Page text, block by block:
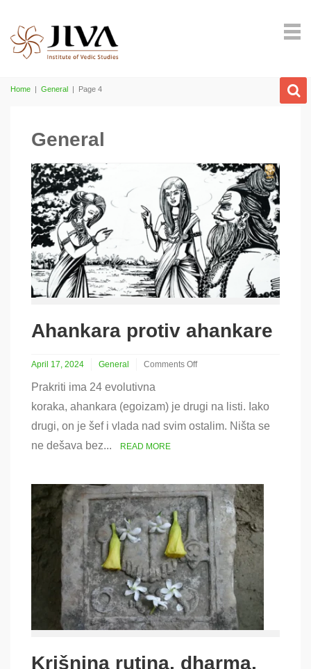
Home | General | Page 4
General
Ahankara protiv ahankare
April 17, 2024 General
Comments Off
Ahankara
protiv
ahankare
Prakriti ima 24 evolutivna
koraka, ahankara (egoizam) je drugi na listi. Iako
drugi, on je šef i vlada nad svim ostalim. Ništa se
ne dešava bez...
READ MORE
Krišnina rutina, dharma,